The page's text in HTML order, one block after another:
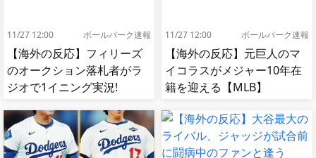
11/27 12:00 ボールパーク速報
【海外の反応】フィリーズ
のオークション落札者がラ
ジオで1イニング実況!
11/27 12:00 ボールパーク速報
【海外の反応】元巨人のマ
イコラスがメジャー10年在
籍を迎える【MLB】